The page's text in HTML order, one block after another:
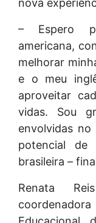
– Espero
americana,
melhorar
e o meu
aproveitar
vidas. Sou
envolvidas
potencial de
brasileira –
Renata